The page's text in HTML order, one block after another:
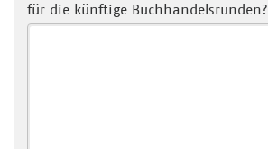
für die künftige Buchhandelsrunden?